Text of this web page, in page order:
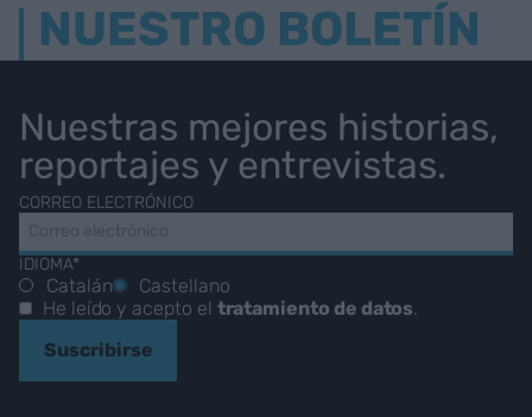
NUESTRO BOLETÍN
Nuestras mejores historias,
reportajes y entrevistas.
CORREO ELECTRÓNICO
IDIOMA*
Catalán
Castellano
He leído y acepto el tratamiento de datos.
Suscribirse